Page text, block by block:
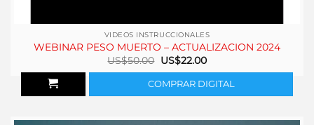
VIDEOS INSTRUCCIONALES
WEBINAR PESO MUERTO – ACTUALIZACION 2024
US$50.00 El
precio
era:
US$50.00.
US$22.00El
actual
es:
US$22.00.
COMPRAR DIGITAL